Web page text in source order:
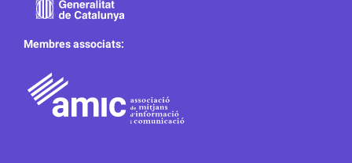
Membres associats: